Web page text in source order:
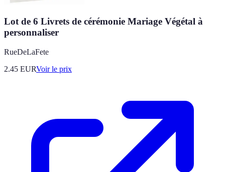
Lot de 6 Livrets de cérémonie Mariage Végétal à
personnaliser
RueDeLaFete
2.45 EURVoir le prix